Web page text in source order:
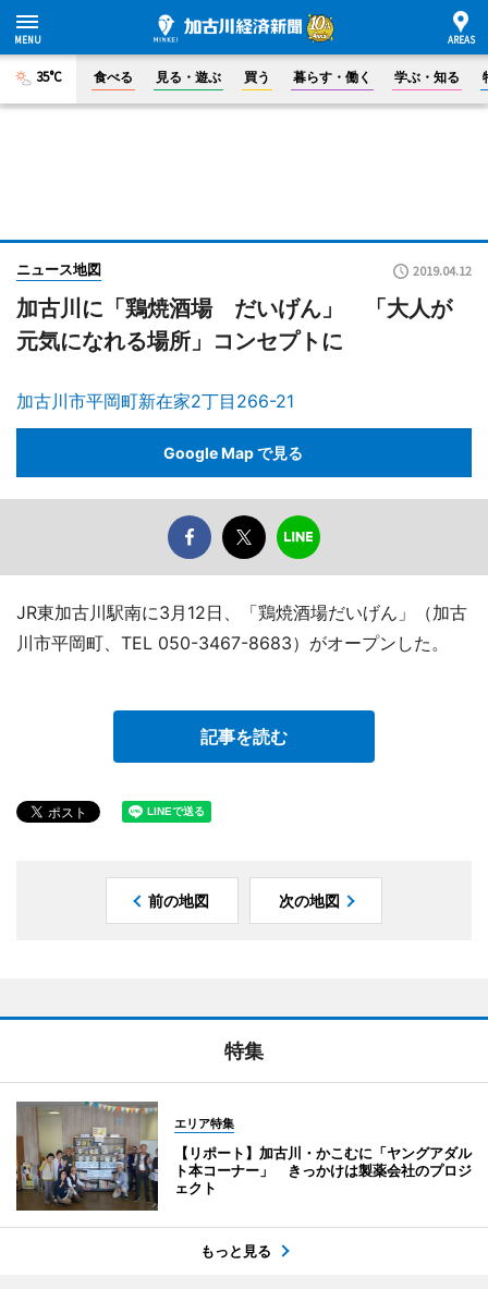
35°C 食べる 見る・遊ぶ 買う 暮らす・働く 学ぶ・知る
ニュース地図 2019.04.12
加古川に「鶏焼酒場 だいげん」 「大人が
元気になれる場所」コンセプトに
加古川市平岡町新在家2丁目266-21
Google Map で見る
JR東加古川駅南に3月12日、「鶏焼酒場だいげん」（加古
川市平岡町、TEL 050-3467-8683）がオープンした。
記事を読む
前の地図 次の地図
特集
エリア特集
【リポート】加古川・かこむに「ヤングアダル
ト本コーナー」 きっかけは製薬会社のプロジ
ェクト
もっと見る